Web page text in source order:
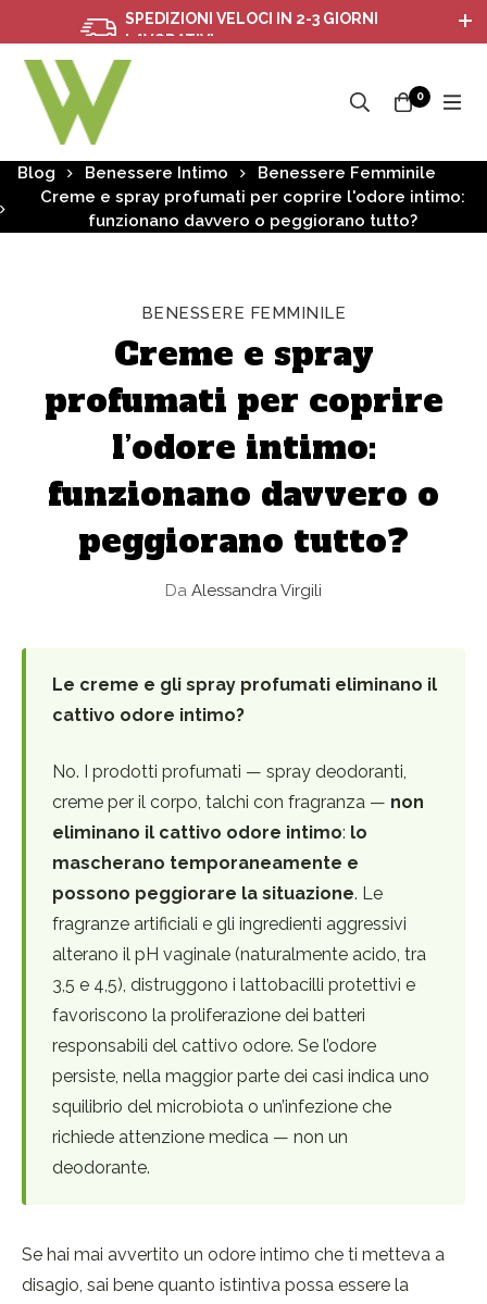
SPEDIZIONI VELOCI IN 2-3 GIORNI
LAVORATIVI
0
Blog Benessere Intimo
Benessere Femminile
Creme e spray profumati per coprire l'odore intimo:
funzionano davvero o peggiorano tutto?
BENESSERE FEMMINILE
Creme e spray
profumati per coprire
l’odore intimo:
funzionano davvero o
peggiorano tutto?
Da Alessandra Virgili
Le creme e gli spray profumati eliminano il
cattivo odore intimo?
No. I prodotti profumati — spray deodoranti,
creme per il corpo, talchi con fragranza — non
eliminano il cattivo odore intimo: lo
mascherano temporaneamente e
possono peggiorare la situazione. Le
fragranze artificiali e gli ingredienti aggressivi
alterano il pH vaginale (naturalmente acido, tra
3,5 e 4,5), distruggono i lattobacilli protettivi e
favoriscono la proliferazione dei batteri
responsabili del cattivo odore. Se l’odore
persiste, nella maggior parte dei casi indica uno
squilibrio del microbiota o un’infezione che
richiede attenzione medica — non un
deodorante.
Se hai mai avvertito un odore intimo che ti metteva a
disagio, sai bene quanto istintiva possa essere la